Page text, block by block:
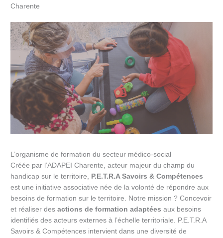
Charente
L’organisme de formation du secteur médico-social
Créée par l’ADAPEI Charente, acteur majeur du champ du
handicap sur le territoire, P.E.T.R.A Savoirs & Compétences
est une initiative associative née de la volonté de répondre aux
besoins de formation sur le territoire. Notre mission ? Concevoir
et réaliser desactions de formation adaptées aux besoins
identifiés des acteurs externes à l’échelle territoriale. P.E.T.R.A
Savoirs & Compétences intervient dans une diversité de